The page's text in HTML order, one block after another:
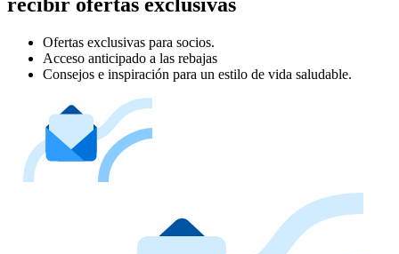
Ofertas exclusivas para socios.
Acceso anticipado a las rebajas
Consejos e inspiración para un estilo de vida saludable.